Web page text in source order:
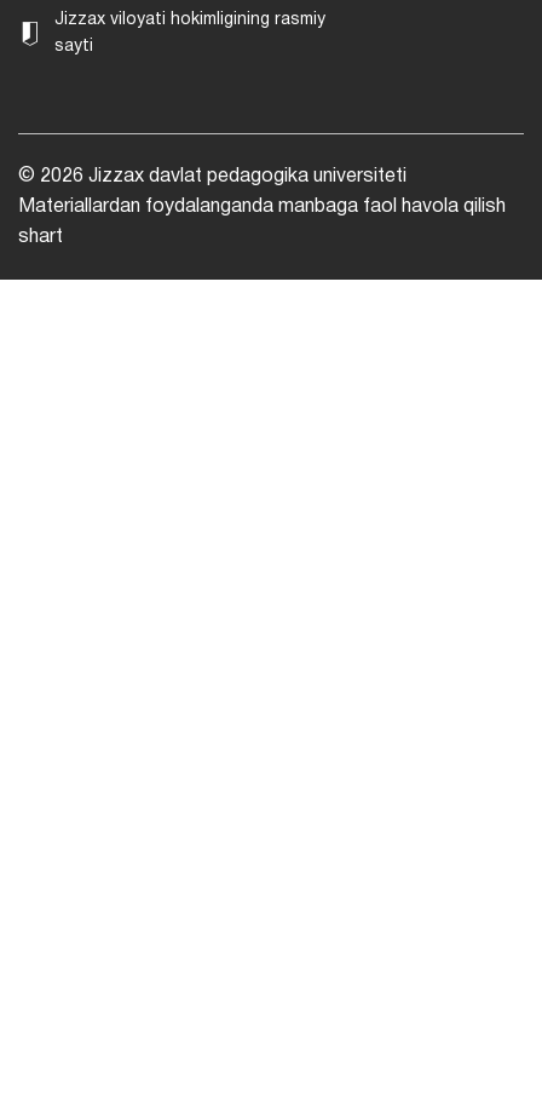
Jizzax viloyati hokimligining rasmiy
sayti
© 2026 Jizzax davlat pedagogika universiteti
Materiallardan foydalanganda manbaga faol havola qilish
shart